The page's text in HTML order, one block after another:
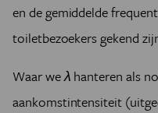
en de gemiddelde
toiletbezoekers gekend
Waar weλ hanteren als
aankomstintensiteit